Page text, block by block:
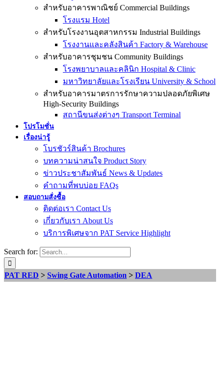
สำหรับอาคารพาณิชย์ Commercial Buildings
โรงแรม Hotel
สำหรับโรงงานอุตสาหกรรม Industrial Buildings
โรงงานและคลังสินค้า Factory & Warehouse
สำหรับอาคารชุมชน Community Buildings
โรงพยาบาลและคลินิก Hospital & Clinic
มหาวิทยาลัยและโรงเรียน University & School
สำหรับอาคารมาตรการรักษาความปลอดภัยพิเศษ
High-Security Buildings
สถานีขนส่งต่างๆ Transport Terminal
โปรโมชั่น
เรื่องน่ารู้
โบรชัวร์สินค้า Brochures
บทความน่าสนใจ Product Story
ข่าวประชาสัมพันธ์ News & Updates
คำถามที่พบบ่อย FAQs
สอบถามสั่งซื้อ
ติดต่อเรา Contact Us
เกี่ยวกับเรา About Us
บริการพิเศษจาก PAT Service Highlight
Search for:
PAT RED > Swing Gate Automation > DEA